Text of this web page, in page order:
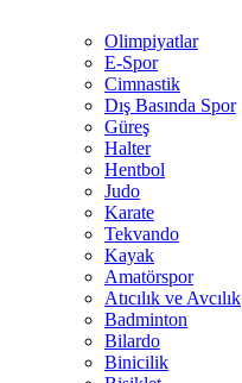
Olimpiyatlar
E-Spor
Cimnastik
Dış Basında Spor
Güreş
Halter
Hentbol
Judo
Karate
Tekvando
Kayak
Amatörspor
Atıcılık ve Avcılık
Badminton
Bilardo
Binicilik